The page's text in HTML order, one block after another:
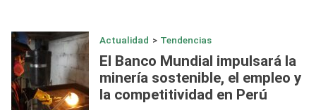
Actualidad > Tendencias
El Banco Mundial impulsará la
minería sostenible, el empleo y
la competitividad en Perú